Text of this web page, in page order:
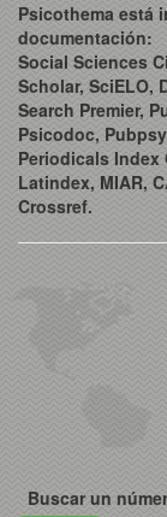
Psicothema está
documentación:
Social Sciences
Scholar, SciELO,
Search Premier,
Psicodoc,
Periodicals Index
Latindex, MIAR,
Crossref.
Buscar un